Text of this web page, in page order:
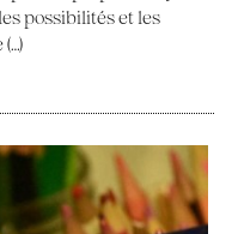
possibilités et les